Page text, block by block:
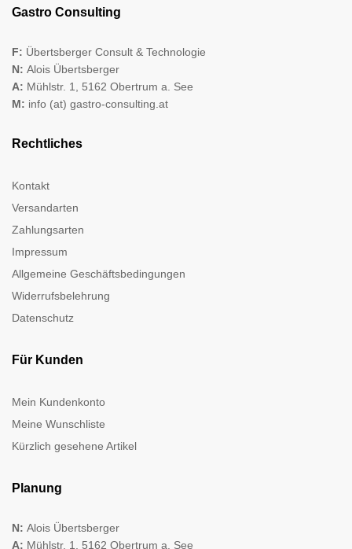
Gastro Consulting
F: Übertsberger Consult & Technologie
N: Alois Übertsberger
A: Mühlstr. 1, 5162 Obertrum a. See
M: info (at) gastro-consulting.at
Rechtliches
Kontakt
Versandarten
Zahlungsarten
Impressum
Allgemeine Geschäftsbedingungen
Widerrufsbelehrung
Datenschutz
Für Kunden
Mein Kundenkonto
Meine Wunschliste
Kürzlich gesehene Artikel
Planung
N: Alois Übertsberger
A: Mühlstr. 1, 5162 Obertrum a. See